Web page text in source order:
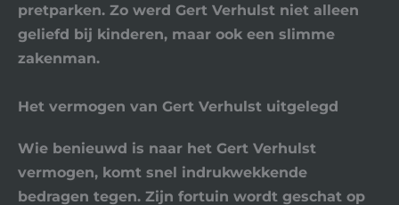
pretparken. Zo werd Gert Verhulst niet alleen
geliefd bij kinderen, maar ook een slimme
zakenman.
Het vermogen van Gert Verhulst uitgelegd
Wie benieuwd is naar het Gert Verhulst
vermogen, komt snel indrukwekkende
bedragen tegen. Zijn fortuin wordt geschat op